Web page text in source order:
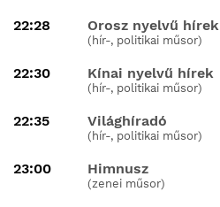
22:28 Orosz nyelvű hírek
(hír-, politikai műsor)
22:30 Kínai nyelvű hírek
(hír-, politikai műsor)
22:35 Világhíradó
(hír-, politikai műsor)
23:00 Himnusz
(zenei műsor)